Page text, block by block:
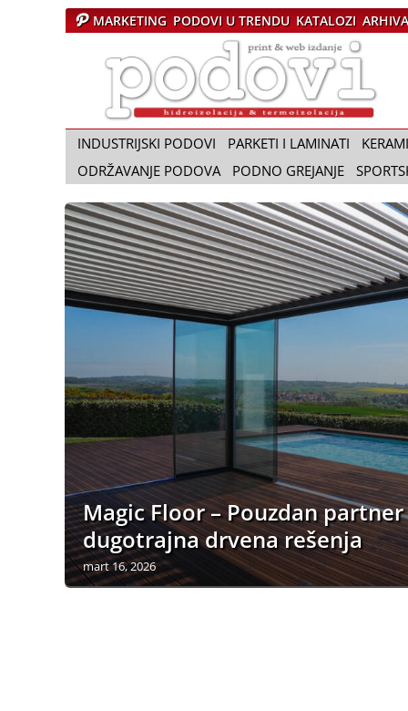
MARKETING PODOVI U TRENDU KATALOZI ARHIVA
a
p
i
P
d
o
v
i
INDUSTRIJSKI PODOVI PARKETI I LAMINATI
ODRŽAVANJE PODOVA
PODNO GREJANJE
Magic Floor – Pouzdan partner
dugotrajna drvena rešenja
mart 16, 2026